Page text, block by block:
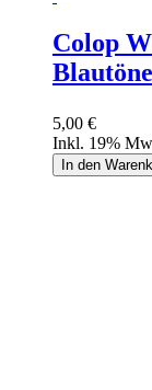
Colop
Blautöne
5,00 €
Inkl. 19%
In den